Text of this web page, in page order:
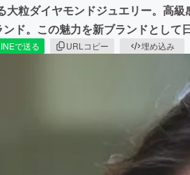
大粒ダイヤモンドジュエリー。高
ド。この魅力を新ブランドとして
で送る URLコピー 埋め込み